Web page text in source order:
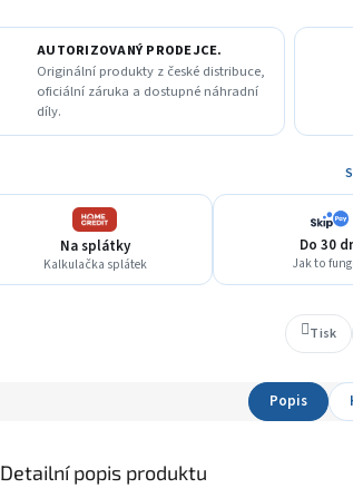
AUTORIZOVANÝ PRODEJCE.
Originální produkty z české distribuce,
oficiální záruka a dostupné náhradní
díly.
Na splátky
Kalkulačka splátek
Do 30
Jak to
Tisk
Popis
Detailní popis produktu